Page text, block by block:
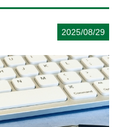
2025/08/29